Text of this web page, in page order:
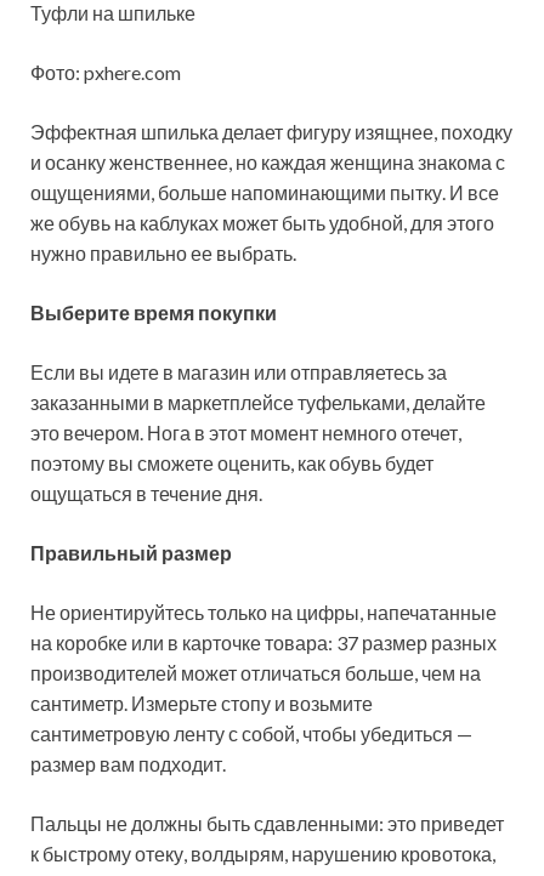
Туфли на шпильке
Фото: pxhere.com
Эффектная шпилька делает фигуру изящнее, походку
и осанку женственнее, но каждая женщина знакома с
ощущениями, больше напоминающими пытку. И все
же обувь на каблуках может быть удобной, для этого
нужно правильно ее выбрать.
Выберите время покупки
Если вы идете в магазин или отправляетесь за
заказанными в маркетплейсе туфельками, делайте
это вечером. Нога в этот момент немного отечет,
поэтому вы сможете оценить, как обувь будет
ощущаться в течение дня.
Правильный размер
Не ориентируйтесь только на цифры, напечатанные
на коробке или в карточке товара: 37 размер разных
производителей может отличаться больше, чем на
сантиметр. Измерьте стопу и возьмите
сантиметровую ленту с собой, чтобы убедиться —
размер вам подходит.
Пальцы не должны быть сдавленными: это приведет
к быстрому отеку, волдырям, нарушению кровотока,